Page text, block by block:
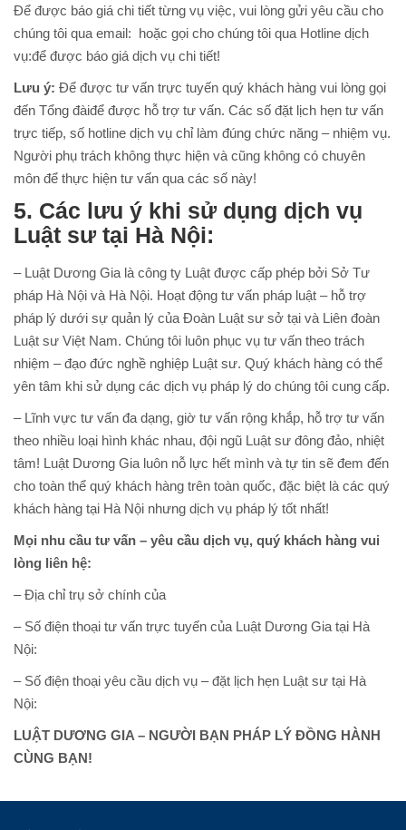
Để được báo giá chi tiết từng vụ việc, vui lòng gửi yêu cầu cho
chúng tôi qua email: hoặc gọi cho chúng tôi qua Hotline dịch
vụ:để được báo giá dịch vụ chi tiết!
Lưu ý: Để được tư vấn trực tuyến quý khách hàng vui lòng gọi
đến Tổng đàiđể được hỗ trợ tư vấn. Các số đặt lịch hẹn tư vấn
trực tiếp, số hotline dịch vụ chỉ làm đúng chức năng – nhiệm vụ.
Người phụ trách không thực hiện và cũng không có chuyên
môn để thực hiện tư vấn qua các số này!
5. Các lưu ý khi sử dụng dịch vụ
Luật sư tại Hà Nội:
– Luật Dương Gia là công ty Luật được cấp phép bởi Sở Tư
pháp Hà Nội và Hà Nội. Hoạt động tư vấn pháp luật – hỗ trợ
pháp lý dưới sự quản lý của Đoàn Luật sư sở tại và Liên đoàn
Luật sư Việt Nam. Chúng tôi luôn phục vụ tư vấn theo trách
nhiệm – đạo đức nghề nghiệp Luật sư. Quý khách hàng có thể
yên tâm khi sử dụng các dịch vụ pháp lý do chúng tôi cung cấp.
– Lĩnh vực tư vấn đa dạng, giờ tư vấn rộng khắp, hỗ trợ tư vấn
theo nhiều loại hình khác nhau, đội ngũ Luật sư đông đảo, nhiệt
tâm! Luật Dương Gia luôn nỗ lực hết mình và tự tin sẽ đem đến
cho toàn thể quý khách hàng trên toàn quốc, đặc biệt là các quý
khách hàng tại Hà Nội nhưng dịch vụ pháp lý tốt nhất!
Mọi nhu cầu tư vấn – yêu cầu dịch vụ, quý khách hàng vui
lòng liên hệ:
– Địa chỉ trụ sở chính của
– Số điện thoại tư vấn trực tuyến của Luật Dương Gia tại Hà
Nội:
– Số điện thoại yêu cầu dịch vụ – đặt lịch hẹn Luật sư tại Hà
Nội:
LUẬT DƯƠNG GIA – NGƯỜI BẠN PHÁP LÝ ĐỒNG HÀNH
CÙNG BẠN!